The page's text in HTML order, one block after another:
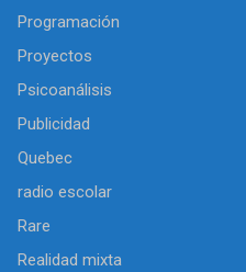
Programación
Proyectos
Psicoanálisis
Publicidad
Quebec
radio escolar
Rare
Realidad mixta